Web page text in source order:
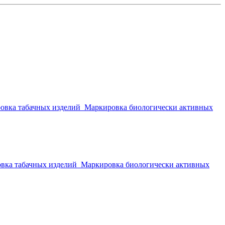
табачных изделий Маркировка биологически активных
табачных изделий Маркировка биологически активных